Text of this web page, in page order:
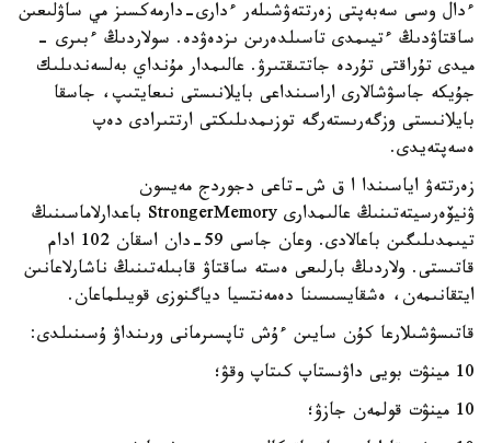
ءدال وسى سەبەپتى زەرتتەۋشىلەر ءدارى-دارمەكسىز مي ساۋلىعىن
ساقتاۋدىڭ ءتيىمدى تاسىلدەرىن ىزدەۋدە. سولاردىڭ ءبىرى -
ميدى تۇراقتى تۇردە جاتتىقتىرۋ. عالىمدار مۇنداي بەلسەندىلىك
جۇيكە جاسۋشالارى اراسىنداعى بايلانىستى نىعايتىپ، جاسقا
بايلانىستى وزگەرىستەرگە توزىمدىلىكتى ارتتىرادى دەپ
ەسەپتەيدى.
زەرتتەۋ اياسىندا ا ق ش-تاعى دجوردج مەيسون
ۋنيۆەرسيتەتىنىڭ عالىمدارى StrongerMemory باعدارلاماسىنىڭ
تيىمدىلىگىن باعالادى. وعان جاسى 59-دان اسقان 102 ادام
قاتىستى. ولاردىڭ بارلىعى ەستە ساقتاۋ قابىلەتىنىڭ ناشارلاعانىن
ايتقانىمەن، ەشقايسىسىنا دەمەنتسيا دياگنوزى قويىلماعان.
قاتىسۋشىلارعا كۇن سايىن ءۇش تاپسىرمانى ورىنداۋ ۇسىنىلدى:
10 مينۋت بويى داۋىستاپ كىتاپ وقۋ؛
10 مينۋت قولمەن جازۋ؛